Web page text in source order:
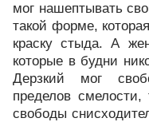
мог нашептывать
такой форме,
краску стыда. А
которые в будни
Дерзкий мог
пределов смелости,
свободы